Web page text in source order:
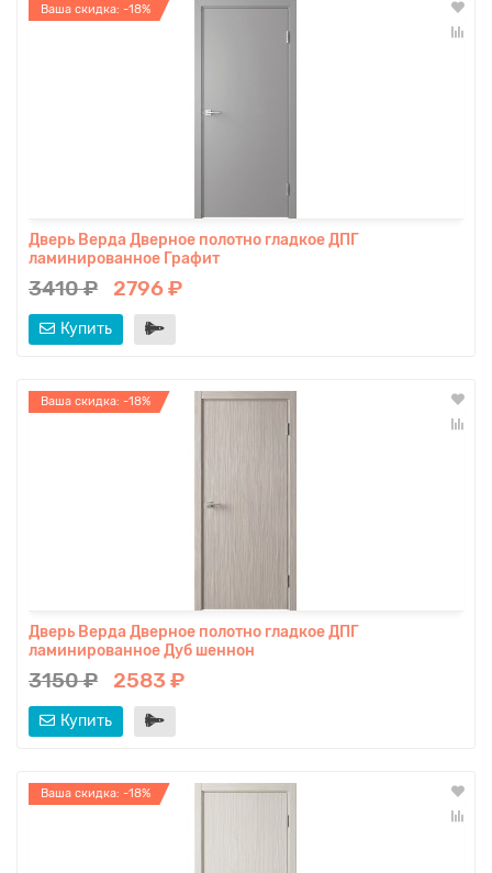
Ваша скидка: -18%
Дверь Верда Дверное полотно гладкое ДПГ
ламинированное Графит
3410 ₽ 2796 ₽
Купить
Ваша скидка: -18%
Дверь Верда Дверное полотно гладкое ДПГ
ламинированное Дуб шеннон
3150 ₽ 2583 ₽
Купить
Ваша скидка: -18%